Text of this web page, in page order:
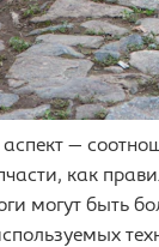
—
как
могут быть